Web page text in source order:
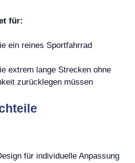
für:
ein reines Sportfahrrad
extrem lange Strecken ohne
zurücklegen müssen
für individuelle Anpassung